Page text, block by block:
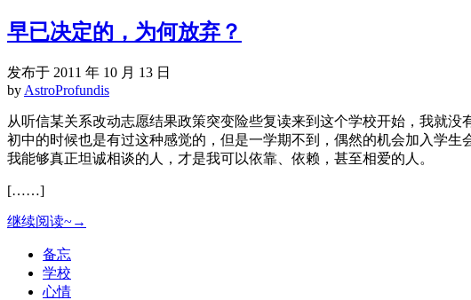
早已决定的，为何放弃？
发布于 2011 年 10 月 13 日
by AstroProfundis
从听信某关系改动志愿结果政策突变险些复读来到这个学校开始，我就没
初中的时候也是有过这种感觉的，但是一学期不到，偶然的机会加入学
我能够真正坦诚相谈的人，才是我可以依靠、依赖，甚至相爱的人。
[……]
继续阅读~→
备忘
学校
心情